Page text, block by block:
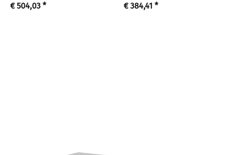
€ 504,03 * € 384,41 *